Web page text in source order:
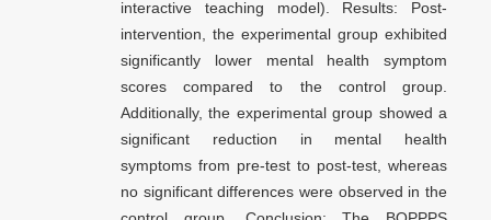
interactive teaching model). Results: Post-
intervention, the experimental group exhibited
significantly lower mental health symptom
scores compared to the control group.
Additionally, the experimental group showed a
significant reduction in mental health
symptoms from pre-test to post-test, whereas
no significant differences were observed in the